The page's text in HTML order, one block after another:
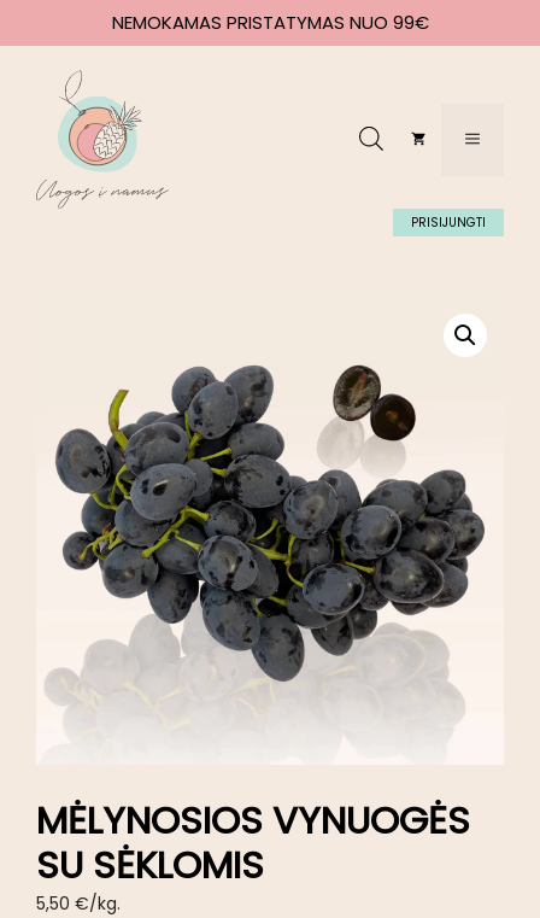
NEMOKAMAS PRISTATYMAS NUO 99€
PRISIJUNGTI
MĖLYNOSIOS VYNUOGĖS
SU SĖKLOMIS
5,50 €/kg.